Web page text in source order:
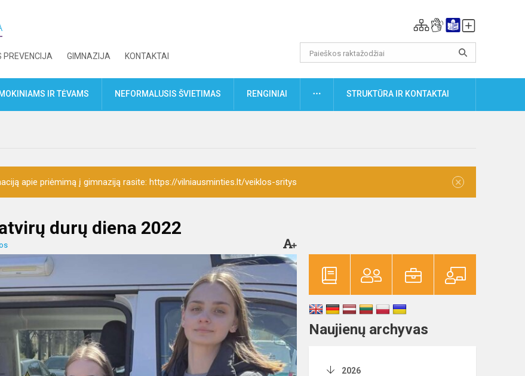
PREVENCIJA GIMNAZIJA KONTAKTAI
IR TĖVAMS NEFORMALUSIS ŠVIETIMAS RENGINIAI DAUGIAUSTRUKTŪRA IR KONTAKTAI
apie priėmimą į gimnaziją rasite: https://vilniausminties.lt/veiklos-sritys ×
durų diena 2022
Naujienų archyvas
2026